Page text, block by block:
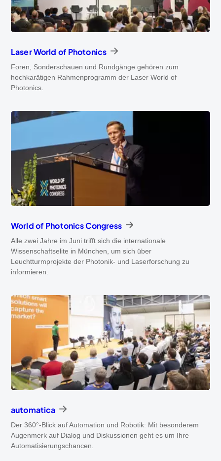
Laser World of Photonics
Foren, Sonderschauen und Rundgänge gehören zum
hochkarätigen Rahmenprogramm der Laser World of
Photonics.
World of Photonics Congress
Alle zwei Jahre im Juni trifft sich die internationale
Wissenschaftselite in München, um sich über
Leuchtturmprojekte der Photonik- und Laserforschung zu
informieren.
automatica
Der 360°-Blick auf Automation und Robotik: Mit besonderem
Augenmerk auf Dialog und Diskussionen geht es um Ihre
Automatisierungschancen.